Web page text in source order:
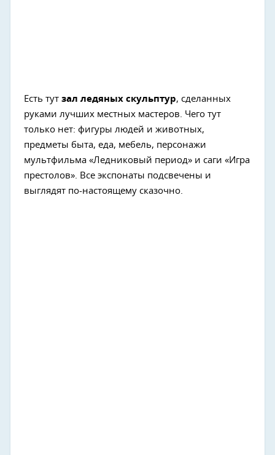
Есть тут зал ледяных скульптур, сделанных
руками лучших местных мастеров. Чего тут
только нет: фигуры людей и животных,
предметы быта, еда, мебель, персонажи
мультфильма «Ледниковый период» и саги «Игра
престолов». Все экспонаты подсвечены и
выглядят по-настоящему сказочно.